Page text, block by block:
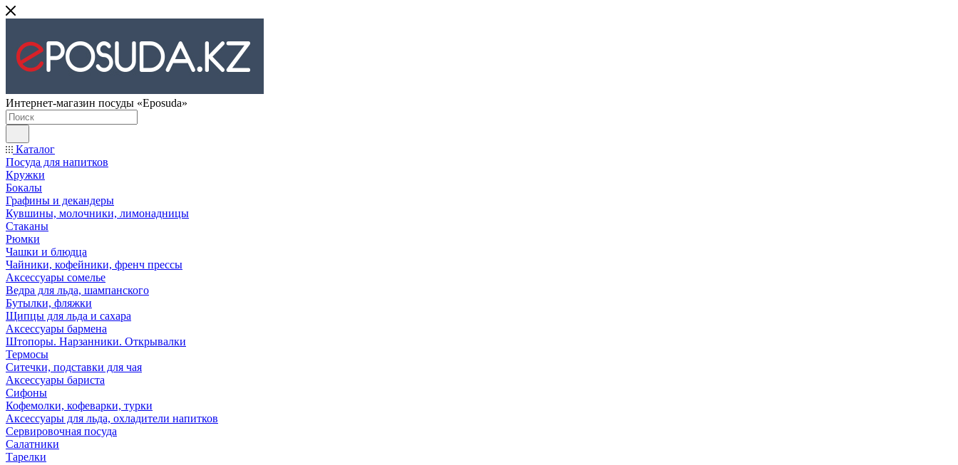
Интернет-магазин посуды «Eposuda»
Каталог
Посуда для напитков
Кружки
Бокалы
Графины и декандеры
Кувшины, молочники, лимонадницы
Стаканы
Рюмки
Чашки и блюдца
Чайники, кофейники, френч прессы
Аксессуары сомелье
Ведра для льда, шампанского
Бутылки, фляжки
Щипцы для льда и сахара
Аксессуары бармена
Штопоры. Нарзанники. Открывалки
Термосы
Ситечки, подставки для чая
Аксессуары бариста
Сифоны
Кофемолки, кофеварки, турки
Аксессуары для льда, охладители напитков
Сервировочная посуда
Салатники
Тарелки